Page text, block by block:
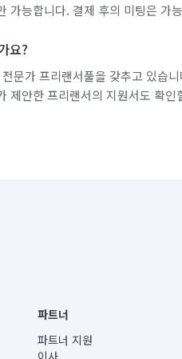
가능합니다. 결제 후의 미팅은 가
요?
문가 프리랜서풀을 갖추고 있습
제안한 프리랜서의 지원서도 확인
호 : 2016-3220163-14-5-00019 |
정거래위원회 정보) |
동, 트윈트리빌딩) B동 5층
파트너
파트너 지원
이사